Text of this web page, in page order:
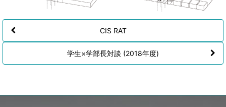
CIS RAT
学生×学部長対談 (2018年度)